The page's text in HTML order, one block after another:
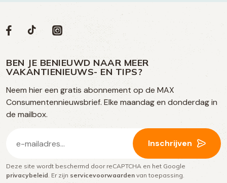
Volg
op
social
media
Social
Volg
op
Facebook
Volg
op
TikTok
Volg
op
Instagram
BEN JE BENIEUWD NAAR MEER
VAKANTIENIEUWS- EN TIPS?
Neem hier een gratis abonnement op de MAX
Consumentennieuwsbrief. Elke maandag en donderdag in
de mailbox.
mailadres
(Vereist)
Inschrijven
Deze site wordt beschermd door reCAPTCHA en het Google
privacybeleid. Er zijn servicevoorwaarden van toepassing.